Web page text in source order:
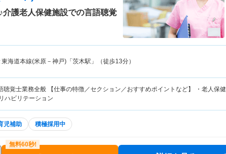
介護老人保健施設での言語聴覚
東海道本線(米原－神戸)「茨木駅」（徒歩13分）
聴覚士業務全般 【仕事の特徴／セクション／おすすめポイントなど】 ・老人保健
ハビリテーション
児補助 積極採用中